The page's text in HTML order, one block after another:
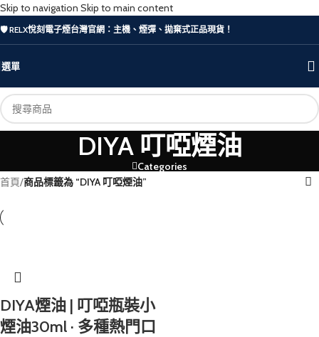
Skip to navigation Skip to main content
🛡️ RELX悅刻電子煙台灣官網：主機、煙彈、拋棄式正品現貨！
選單
DIYA 叮啞煙油
Categories
首頁/商品標籤為 “DIYA 叮啞煙油”
DIYA煙油 | 叮啞瓶裝小
煙油30ml · 多種熱門口